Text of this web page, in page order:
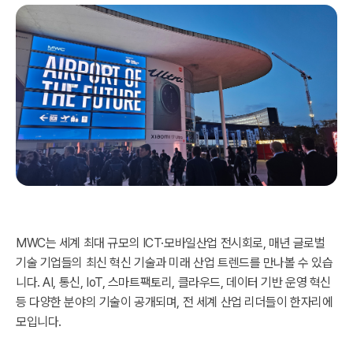
MWC는 세계 최대 규모의 ICT·모바일산업 전시회로, 매년 글로벌
기술 기업들의 최신 혁신 기술과 미래 산업 트렌드를 만나볼 수 있습
니다. AI, 통신, IoT, 스마트팩토리, 클라우드, 데이터 기반 운영 혁신
등 다양한 분야의 기술이 공개되며, 전 세계 산업 리더들이 한자리에
모입니다.